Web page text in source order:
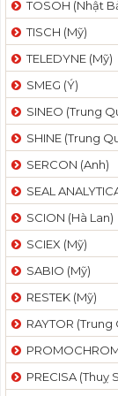
TOSOH (Nhật
TISCH (Mỹ)
TELEDYNE (Mỹ)
SMEG (Ý)
SINEO (Trung
SHINE (Trung
SERCON (Anh)
SEAL
SCION (Hà Lan)
SCIEX (Mỹ)
SABIO (Mỹ)
RESTEK (Mỹ)
RAYTOR (Trung
PRECISA (Thuỵ